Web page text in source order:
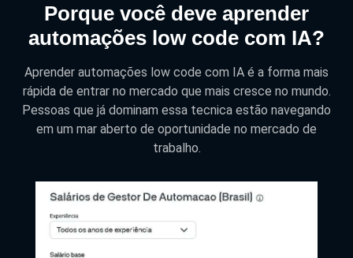
Porque você deve aprender
automações low code com IA?
Aprender automações low code com IA é a forma mais
rápida de entrar no mercado que mais cresce no mundo.
Pessoas que já dominam essa tecnica estão navegando
em um mar aberto de oportunidade no mercado de
trabalho.